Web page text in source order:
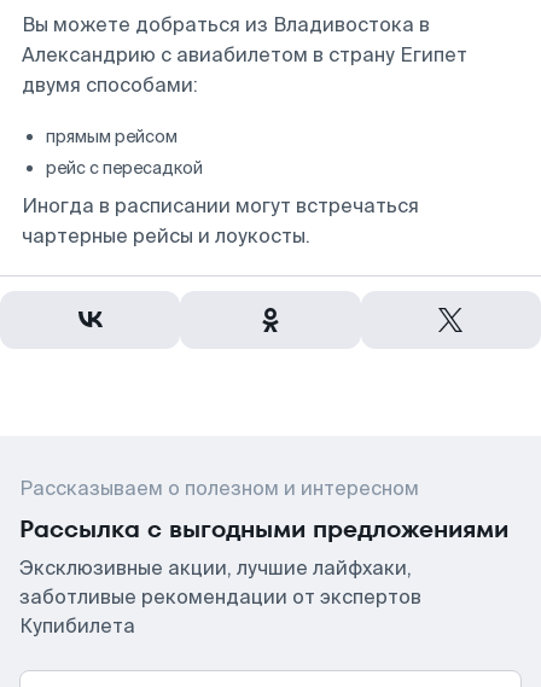
Вы можете добраться из Владивостока в
Александрию с авиабилетом в страну Египет
двумя способами:
прямым рейсом
рейс с пересадкой
Иногда в расписании могут встречаться
чартерные рейсы и лоукосты.
Рассказываем о полезном и интересном
Рассылка с выгодными предложениями
Эксклюзивные акции, лучшие лайфхаки,
заботливые рекомендации от экспертов
Купибилета